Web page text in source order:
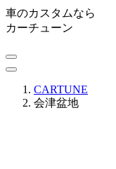
車のカスタムなら
カーチューン
CARTUNE
会津盆地